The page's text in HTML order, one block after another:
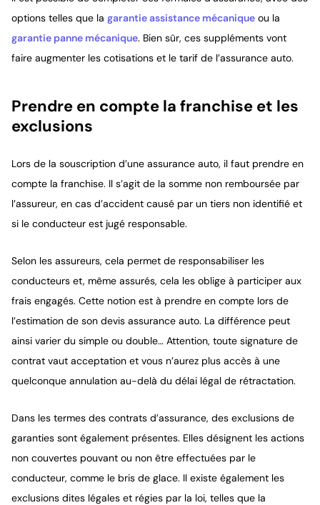
options telles que la garantie assistance mécanique ou la
garantie panne mécanique. Bien sûr, ces suppléments vont
faire augmenter les cotisations et le tarif de l’assurance auto.
Prendre en compte la franchise et les
exclusions
Lors de la souscription d’une assurance auto, il faut prendre en
compte la franchise. Il s’agit de la somme non remboursée par
l’assureur, en cas d’accident causé par un tiers non identifié et
si le conducteur est jugé responsable.
Selon les assureurs, cela permet de responsabiliser les
conducteurs et, même assurés, cela les oblige à participer aux
frais engagés. Cette notion est à prendre en compte lors de
l’estimation de son devis assurance auto. La différence peut
ainsi varier du simple ou double… Attention, toute signature de
contrat vaut acceptation et vous n’aurez plus accès à une
quelconque annulation au-delà du délai légal de rétractation.
Dans les termes des contrats d’assurance, des exclusions de
garanties sont également présentes. Elles désignent les actions
non couvertes pouvant ou non être effectuées par le
conducteur, comme le bris de glace. Il existe également les
exclusions dites légales et régies par la loi, telles que la